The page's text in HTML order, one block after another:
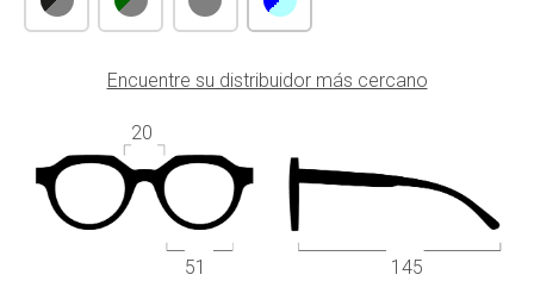
Encuentre su distribuidor más cercano
51
20
145